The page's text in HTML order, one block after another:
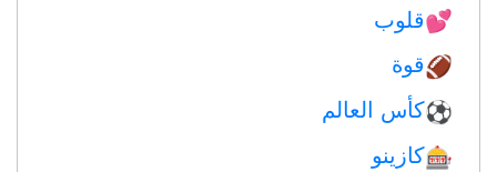
💕قلوب
🏈قوة
⚽كأس العالم
🎰كازينو